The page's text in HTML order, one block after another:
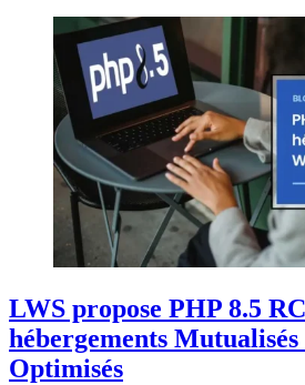
LWS propose PHP 8.5
hébergements
Optimisés